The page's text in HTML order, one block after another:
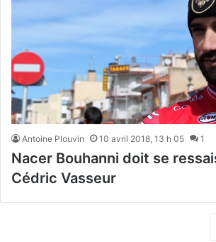
Antoine Plouvin 10 avril 2018, 13 h 05 1
Nacer Bouhanni doit se
Cédric Vasseur